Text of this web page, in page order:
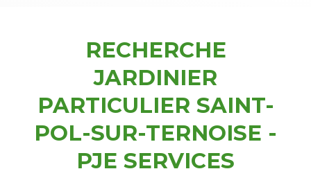
RECHERCHE
JARDINIER
PARTICULIER SAINT-
POL-SUR-TERNOISE -
PJE SERVICES